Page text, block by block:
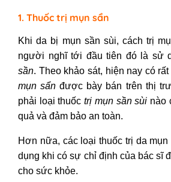
1. Thuốc trị mụn sẩn
Khi da bị mụn sần sùi, cách trị
người nghĩ tới đầu tiên đó là sử
sần. Theo khảo sát, hiện nay có
mụn sẩn được bày bán trên thị
phải loại thuốctrị mụn sần sùi nào
quả và đảm bảo an toàn.
Hơn nữa, các loại thuốc trị da mụn
dụng khi có sự chỉ định của bác sĩ
cho sức khỏe.